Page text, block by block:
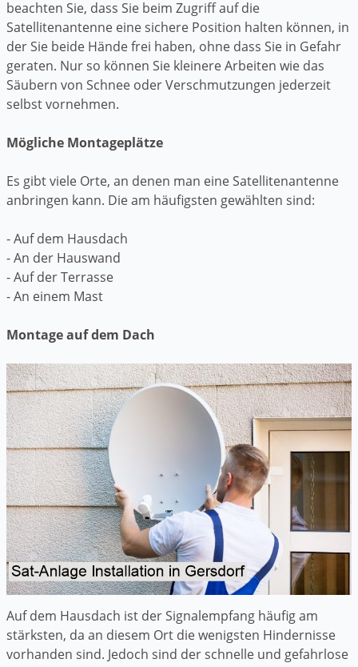
beachten Sie, dass Sie beim Zugriff auf die
Satellitenantenne eine sichere Position halten können, in
der Sie beide Hände frei haben, ohne dass Sie in Gefahr
geraten. Nur so können Sie kleinere Arbeiten wie das
Säubern von Schnee oder Verschmutzungen jederzeit
selbst vornehmen.
Mögliche Montageplätze
Es gibt viele Orte, an denen man eine Satellitenantenne
anbringen kann. Die am häufigsten gewählten sind:
- Auf dem Hausdach
- An der Hauswand
- Auf der Terrasse
- An einem Mast
Montage auf dem Dach
Auf dem Hausdach ist der Signalempfang häufig am
stärksten, da an diesem Ort die wenigsten Hindernisse
vorhanden sind. Jedoch sind der schnelle und gefahrlose